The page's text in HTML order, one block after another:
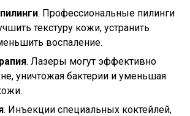
. Профессиональные пилинги
текстуру кожи, устранить
воспаление.
. Лазеры могут эффективно
уничтожая бактерии и уменьшая
. Инъекции специальных коктейлей,